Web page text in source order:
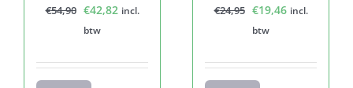
€54,90 Oorspronkelijke
prijs
€54,90.
€42,82Huidige
€42,82.
incl.
btw
€24,95 Oorspronkelijke
prijs
€24,95.
€19,46Huidige
€19,46.
incl.
btw